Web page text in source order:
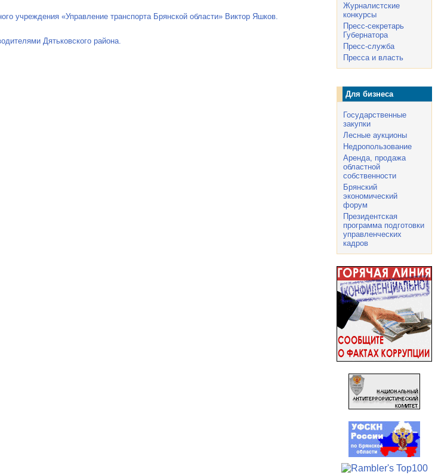
учреждения «Управление транспорта Брянской области» Виктор Яшков.
Дятьковского района.
Журналистские
конкурсы
Пресс-секретарь
Губернатора
Пресс-служба
Пресса и власть
Для бизнеса
Государственные
закупки
Лесные аукционы
Недропользование
Аренда, продажа
областной
собственности
Брянский
экономический
форум
Президентская
программа подготовки
управленческих
кадров